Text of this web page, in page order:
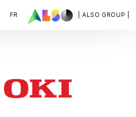
| ALSO GROUP |
FR